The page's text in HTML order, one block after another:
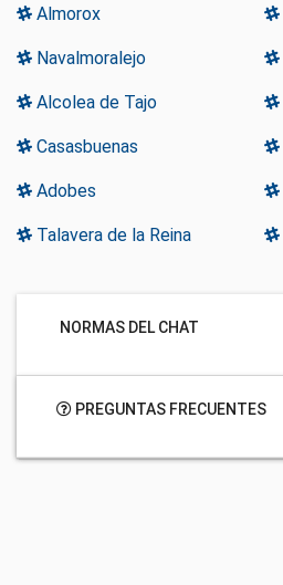
Almorox
Navalmoralejo
Alcolea de Tajo
Casasbuenas
Adobes
Talavera de la Reina
NORMAS DEL CHAT
PREGUNTAS FRECUENTES